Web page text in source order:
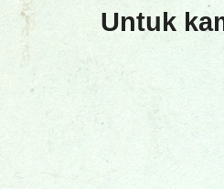
Untuk